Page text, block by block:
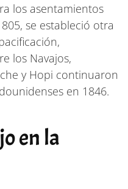
los asentamientos
se estableció otra
los Navajos,
y Hopi continuaron
en 1846.
en la